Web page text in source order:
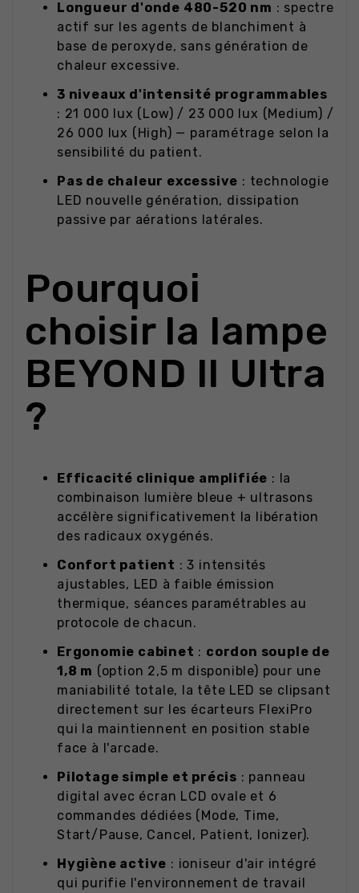
Longueur d'onde 480-520 nm : spectre
actif sur les agents de blanchiment à
base de peroxyde, sans génération de
chaleur excessive.
3 niveaux d'intensité programmables
: 21 000 lux (Low) / 23 000 lux (Medium) /
26 000 lux (High) — paramétrage selon la
sensibilité du patient.
Pas de chaleur excessive : technologie
LED nouvelle génération, dissipation
passive par aérations latérales.
Pourquoi
choisir la lampe
BEYOND II Ultra
?
Efficacité clinique amplifiée : la
combinaison lumière bleue + ultrasons
accélère significativement la libération
des radicaux oxygénés.
Confort patient : 3 intensités
ajustables, LED à faible émission
thermique, séances paramétrables au
protocole de chacun.
Ergonomie cabinet : cordon souple de
1,8 m (option 2,5 m disponible) pour une
maniabilité totale, la tête LED se clipsant
directement sur les écarteurs FlexiPro
qui la maintiennent en position stable
face à l'arcade.
Pilotage simple et précis : panneau
digital avec écran LCD ovale et 6
commandes dédiées (Mode, Time,
Start/Pause, Cancel, Patient, Ionizer).
Hygiène active : ioniseur d'air intégré
qui purifie l'environnement de travail